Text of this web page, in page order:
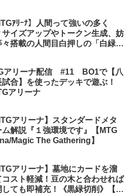
ｱﾘｰﾅ】人間って強いの多く
サイズアップやトークン生成、妨
々搭載の人間目白押しの「白緑ヒ
アリーナ配信 #11 BO1で【八
試合】を使ったデッキで遊ぶ！
アリーナ
アリーナ】スタンダードメタ
ム解説『１強環境です』【MTG
Magic The Gathering】
アリーナ】墓地にカードを溜
コスト軽減！豆の木と合わせれば
しても即補充！《黒緑切削》【ス